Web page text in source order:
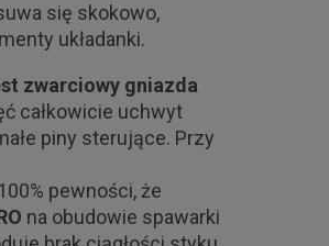
się skokowo,
układanki.
zwarciowy gniazda
całkowicie uchwyt
piny sterujące. Przy
pewności, że
na obudowie spawarki